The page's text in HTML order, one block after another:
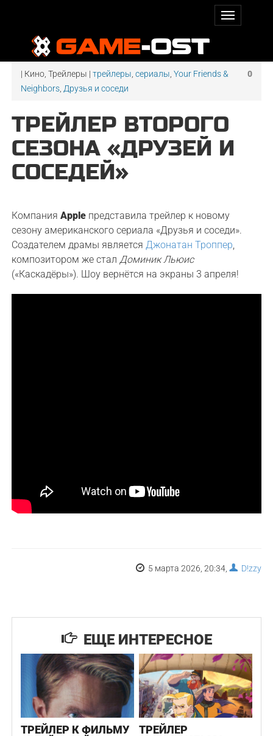
0
| Кино, Трейлеры |трейлеры ,сериалы ,Your Friends &
Neighbors Друзья и соседи
ТРЕЙЛЕР ВТОРОГО
СЕЗОНА «ДРУЗЕЙ И
СОСЕДЕЙ»
КомпанияApple представила трейлер к новому
сезону американского сериала «Друзья и соседи».
Создателем драмы являетсяДжонатан Троппер,
композитором же сталДоминик Льюис
(«Каскадёры»). Шоу вернётся на экраны 3 апреля!
5 марта 2026, 20:34, D!zzy
ЕЩЕ ИНТЕРЕСНОЕ
ТРЕЙЛЕР К ФИЛЬМУ
ТРЕЙЛЕР